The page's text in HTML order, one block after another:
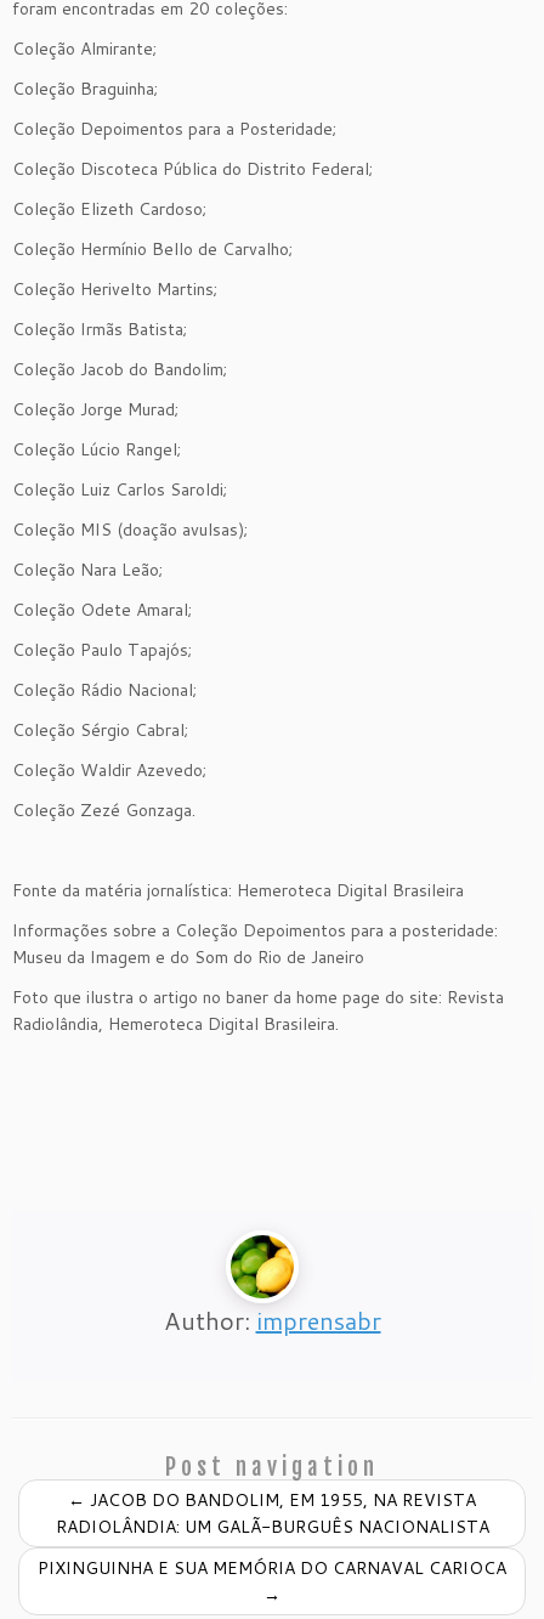
foram encontradas em 20 coleções:
Coleção Almirante;
Coleção Braguinha;
Coleção Depoimentos para a Posteridade;
Coleção Discoteca Pública do Distrito Federal;
Coleção Elizeth Cardoso;
Coleção Hermínio Bello de Carvalho;
Coleção Herivelto Martins;
Coleção Irmãs Batista;
Coleção Jacob do Bandolim;
Coleção Jorge Murad;
Coleção Lúcio Rangel;
Coleção Luiz Carlos Saroldi;
Coleção MIS (doação avulsas);
Coleção Nara Leão;
Coleção Odete Amaral;
Coleção Paulo Tapajós;
Coleção Rádio Nacional;
Coleção Sérgio Cabral;
Coleção Waldir Azevedo;
Coleção Zezé Gonzaga.
Fonte da matéria jornalística: Hemeroteca Digital Brasileira
Informações sobre a Coleção Depoimentos para a posteridade:
Museu da Imagem e do Som do Rio de Janeiro
Foto que ilustra o artigo no baner da home page do site: Revista
Radiolândia, Hemeroteca Digital Brasileira.
Author: imprensabr
Post navigation
← JACOB DO BANDOLIM, EM 1955, NA REVISTA
RADIOLÂNDIA: UM GALÃ-BURGUÊS NACIONALISTA
PIXINGUINHA E SUA MEMÓRIA DO CARNAVAL CARIOCA
→